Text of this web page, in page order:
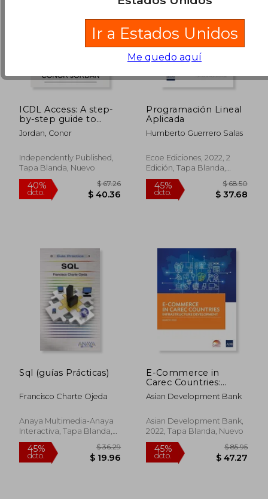
45%
dcto. $ 78.65
45%
dcto. $
ICDL Access: A step-
by-step guide to
Databases using
Microsoft Access (en
Jordan, Conor
Independently Published,
Tapa Blanda, Nuevo
Programación Lineal
Aplicada
Humberto Guerrero Salas
Ecoe Ediciones, 2022, 2
Edición, Tapa Blanda,
Nuevo
Sql (guías Prácticas)
Francisco Charte Ojeda
Anaya Multimedia-Anaya
Interactiva, Tapa Blanda,
Usado
E-Commerce in
Carec Countries:
Infrastructure
Development (en
Asian Development Bank
Asian Development Bank,
2022, Tapa Blanda, Nuevo
Ir a Estados Unidos
Me quedo aquí